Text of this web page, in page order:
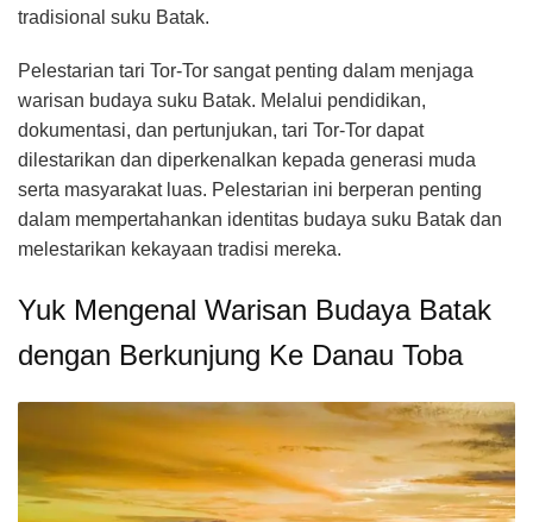
tradisional suku Batak.
Pelestarian tari Tor-Tor sangat penting dalam menjaga
warisan budaya suku Batak. Melalui pendidikan,
dokumentasi, dan pertunjukan, tari Tor-Tor dapat
dilestarikan dan diperkenalkan kepada generasi muda
serta masyarakat luas. Pelestarian ini berperan penting
dalam mempertahankan identitas budaya suku Batak dan
melestarikan kekayaan tradisi mereka.
Yuk Mengenal Warisan Budaya Batak
dengan Berkunjung Ke Danau Toba